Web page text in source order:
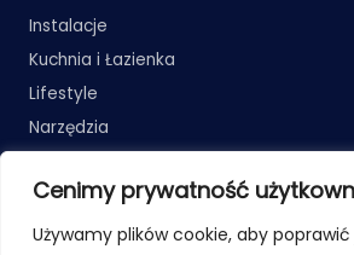
Cenimy prywatność
Używamy plików cookie, aby
Instalacje
Kuchnia i Łazienka
Lifestyle
Narzędzia
Remonty
Ściany i Sufity